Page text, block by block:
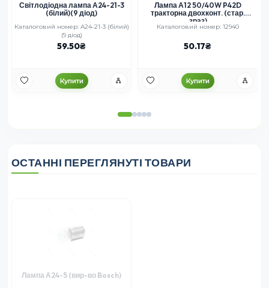
Світлодіодна лампа А24-21-3
(білий)(9 діод)
Каталоговий номер: А24-21-3 (білий)
(9 діод)
59.50
Купити
Лампа А12 50/40W P42D
тракторна двохконт. (стар.
зраз)
Каталоговий номер: 12940
50.17
Купити
ОСТАННІ ПЕРЕГЛЯНУТІ ТОВАРИ
Лампа А24-5 (вир-во Bosch)